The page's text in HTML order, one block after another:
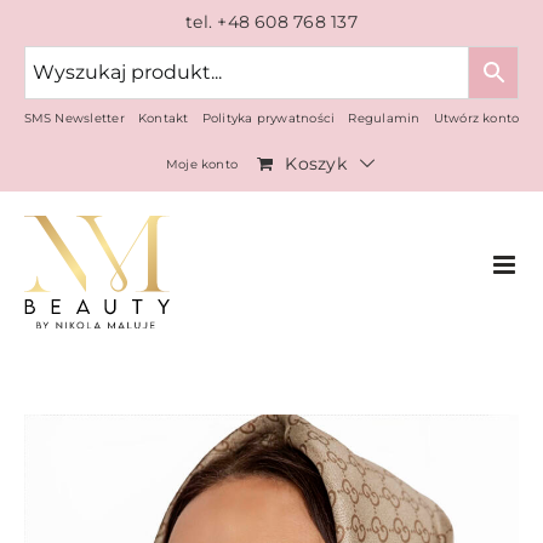
do
zawartości
tel. +48 608 768 137
SMS Newsletter Kontakt Polityka prywatności Regulamin Utwórz konto
Moje konto Koszyk